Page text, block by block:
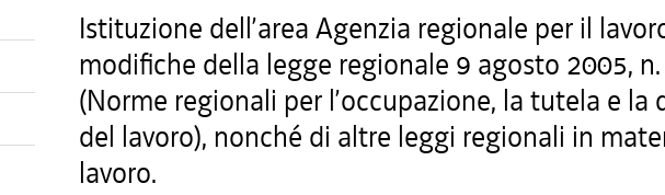
Istituzione dell’area Agenzia regionale per il
modifiche della legge regionale 9 agosto 2005,
(Norme regionali per l’occupazione, la tutela e la
del lavoro), nonché di altre leggi regionali in
lavoro.